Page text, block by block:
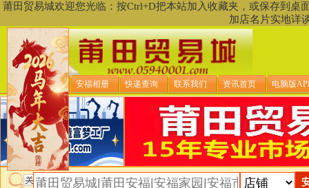
莆田贸易城欢迎您光临：按Ctrl+D把本站加入收藏夹，或保存到
加店名片实地详
贸易城首页 安福相册 快递查询 联系我们 资讯首页 电脑版